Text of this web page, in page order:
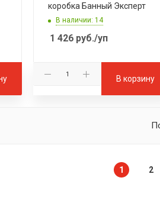
коробка Банный Эксперт
В наличии: 14
1 426 руб./уп
В корзину
1 2